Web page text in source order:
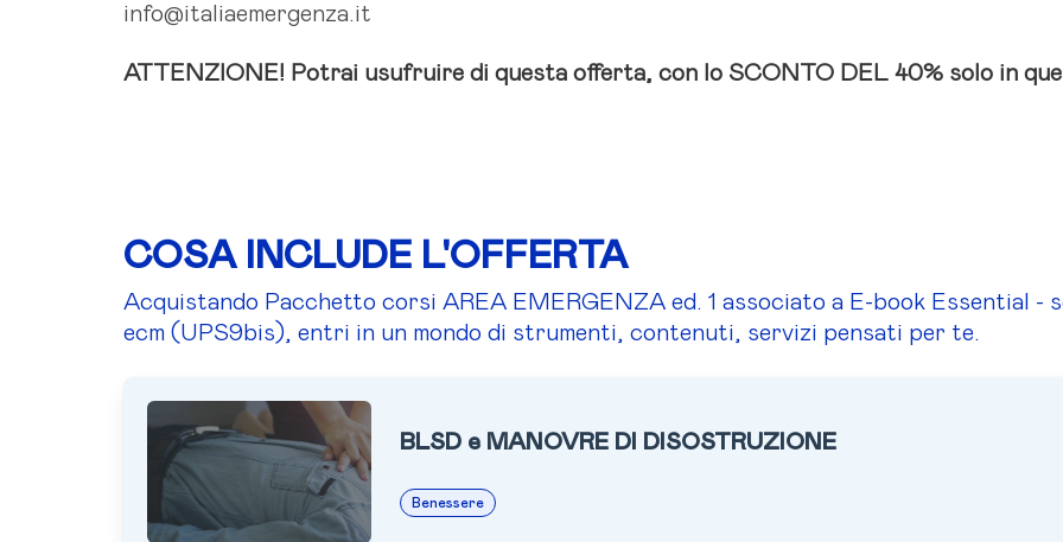
info@italiaemergenza.it
ATTENZIONE! Potrai usufruire di questa offerta, con lo SCONTO DEL 40% solo in
COSA INCLUDE L'OFFERTA
Acquistando Pacchetto corsi AREA EMERGENZA ed. 1 associato a E-book Essential -
ecm (UPS9bis), entri in un mondo di strumenti, contenuti, servizi pensati per te.
BLSD e MANOVRE DI DISOSTRUZIONE
Benessere